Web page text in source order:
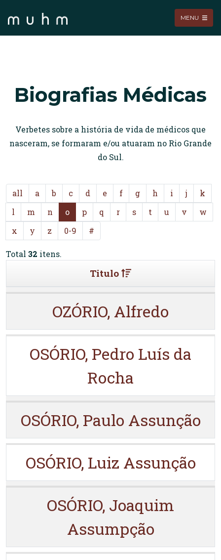
MENU
Biografias Médicas
Verbetes sobre a história de vida de médicos que
nasceram, se formaram e/ou atuaram no Rio Grande
do Sul.
all a b c d e f g h i j
k
l
m n o p q r s t u v
w
x
y z 0-9 #
Total 32 itens.
Titulo
OZÓRIO, Alfredo
OSÓRIO, Pedro Luís da
Rocha
OSÓRIO, Paulo Assunção
OSÓRIO, Luiz Assunção
OSÓRIO, Joaquim
Assumpção